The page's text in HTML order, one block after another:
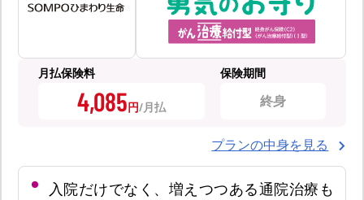
月払保険料
4,085 円
保険期間
終身
プランの中身を見る
入院だけでなく、増えつつある通院治療も